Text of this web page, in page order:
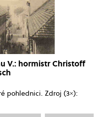
V.: hormistr Christoff
pohlednici. Zdroj (3×):